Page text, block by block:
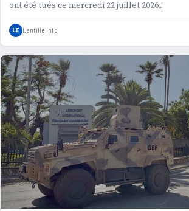
ont été tués ce mercredi 22 juillet 2026...
LE Lentille Info